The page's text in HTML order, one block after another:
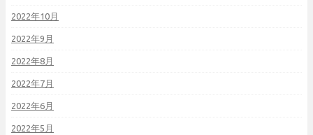
2022年10月
2022年9月
2022年8月
2022年7月
2022年6月
2022年5月